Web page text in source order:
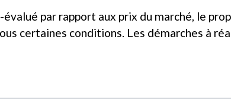
par rapport aux prix du marché, le
certaines conditions. Les démarches à